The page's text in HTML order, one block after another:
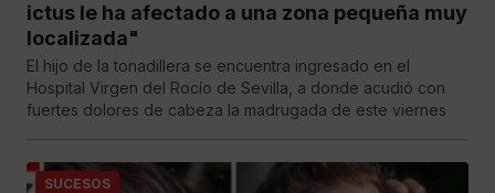
ictus le ha afectado a una zona pequeña muy
localizada"
El hijo de la tonadillera se encuentra ingresado en el
Hospital Virgen del Rocío de Sevilla, a donde acudió con
fuertes dolores de cabeza la madrugada de este viernes
SUCESOS